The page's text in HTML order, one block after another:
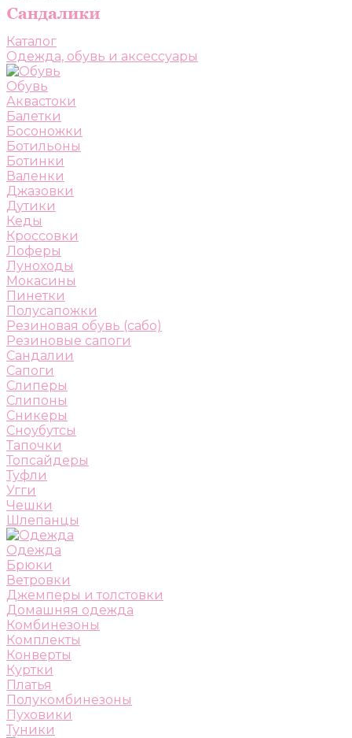
Каталог
Одежда, обувь и аксессуары
Обувь
Аквастоки
Балетки
Босоножки
Ботильоны
Ботинки
Валенки
Джазовки
Дутики
Кеды
Кроссовки
Лоферы
Луноходы
Мокасины
Пинетки
Полусапожки
Резиновая обувь (сабо)
Резиновые сапоги
Сандалии
Сапоги
Слиперы
Слипоны
Сникеры
Сноубутсы
Тапочки
Топсайдеры
Туфли
Угги
Чешки
Шлепанцы
Одежда
Брюки
Ветровки
Джемперы и толстовки
Домашняя одежда
Комбинезоны
Комплекты
Конверты
Куртки
Платья
Полукомбинезоны
Пуховики
Туники